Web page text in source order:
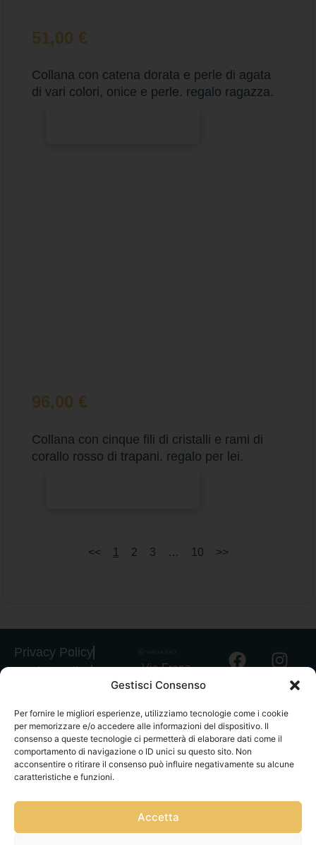
Gestisci Consenso
Per fornire le migliori esperienze, utilizziamo tecnologie come i cookie
per memorizzare e/o accedere alle informazioni del dispositivo. Il
consenso a queste tecnologie ci permetterà di elaborare dati come il
comportamento di navigazione o ID unici su questo sito. Non
acconsentire o ritirare il consenso può influire negativamente su alcune
caratteristiche e funzioni.
Accetta
51,00 €
Collana con catena dorata e perle di agata
di vari colori, onice e perle. regalo ragazza.
96,00 €
Collana con cinque fili di cristalli e rami di
corallo rosso di trapani. regalo per lei.
<< 1 2 3 … 10 >>
Privacy Policy
Cookie Policy
Spedizioni
Informativa
GPSR
Termini e
Servizio Clienti
consensi
Via Franz
Fischietti, 15
Palermo
+39
3939546162
info@sikeliac
+39
3757750152